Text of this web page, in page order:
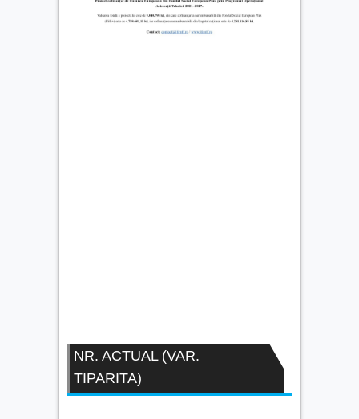
NR. ACTUAL (VAR.
TIPARITA)